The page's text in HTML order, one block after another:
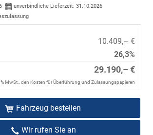
unverbindliche Lieferzeit: 31.10.2026
10.409,– €
26,3%
29.190,– €
MwSt., den Kosten für Überführung und Zulassungspapieren
Fahrzeug bestellen
Wir rufen Sie an